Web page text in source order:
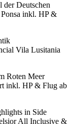
der Deutschen
inkl. HP &
Vila Lusitania
Roten Meer
inkl. HP & Flug ab
in Side
All Inclusive &